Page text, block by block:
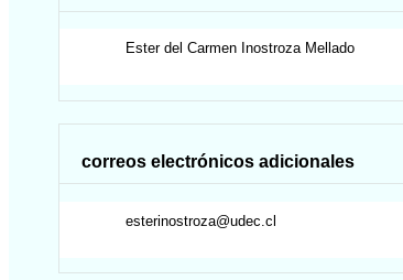
Ester del Carmen Inostroza Mellado
correos electrónicos adicionales
esterinostroza@udec.cl